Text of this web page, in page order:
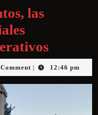
las
12:46 pm